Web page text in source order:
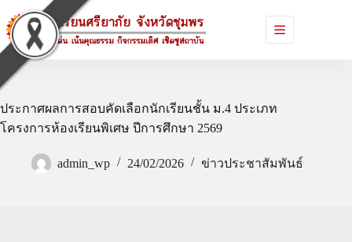
to
content
ประกาศผลการสอบคัดเลือกนักเรียนชั้น ม.4 ประเภท
โครงการห้องเรียนพิเศษ ปีการศึกษา 2569
admin_wp 24/02/2026 ข่าวประชาสัมพันธ์